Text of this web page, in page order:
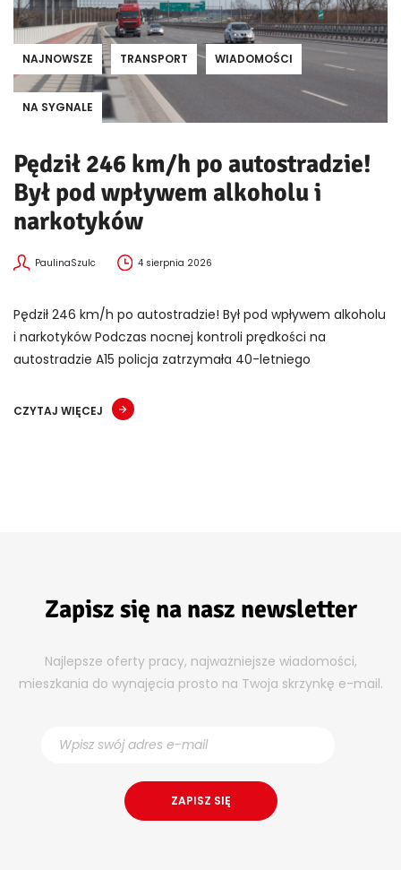
NAJNOWSZE TRANSPORT WIADOMOŚCI
NA SYGNALE
Pędził 246 km/h po autostradzie!
Był pod wpływem alkoholu i
narkotyków
PaulinaSzulc 4 sierpnia 2026
Pędził 246 km/h po autostradzie! Był pod wpływem alkoholu
i narkotyków Podczas nocnej kontroli prędkości na
autostradzie A15 policja zatrzymała 40-letniego
CZYTAJ WIĘCEJ
Zapisz się na nasz newsletter
Najlepsze oferty pracy, najważniejsze wiadomości,
mieszkania do wynajęcia prosto na Twoja skrzynkę e-mail.